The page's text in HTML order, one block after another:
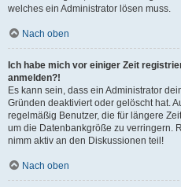
welches ein Administrator lösen muss.
Nach oben
Ich habe mich vor einiger Zeit
anmelden?!
Es kann sein, dass ein Administrator
Gründen deaktiviert oder gelöscht hat.
regelmäßig Benutzer, die für längere
um die Datenbankgröße zu verringern.
nimm aktiv an den Diskussionen teil!
Nach oben